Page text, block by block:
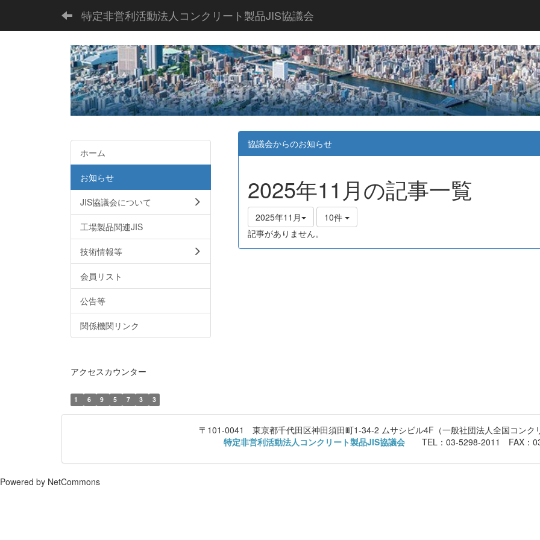
特定非営利活動法人コンクリート製品JIS協議会
協議会からのお知らせ
2025年11月の記事一覧
2025年11月
10件
記事がありません。
ホーム
お知らせ
JIS協議会について
工場製品関連JIS
技術情報等
会員リスト
公告等
関係機関リンク
アクセスカウンター
1 6 9 5 7 3 3
〒101-0041 東京都千代田区神田須田町1-34-2 ムサシビル4F（一般社団法人全国コンク
特定非営利活動法人コンクリート製品JIS協議会 TEL：03-5298-2011 FAX：
Powered by NetCommons